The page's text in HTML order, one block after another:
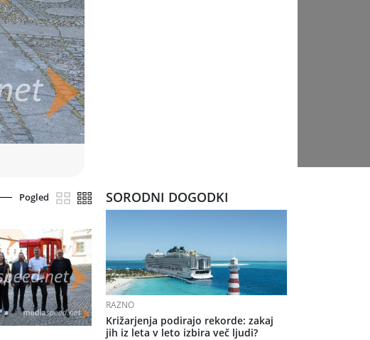
Pogled SORODNI DOGODKI
RAZNO
Križarjenja podirajo rekorde: zakaj
jih iz leta v leto izbira več ljudi?